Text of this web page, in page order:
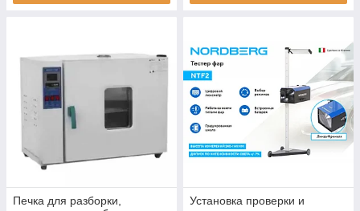
Печка для разборки,
Установка проверки и